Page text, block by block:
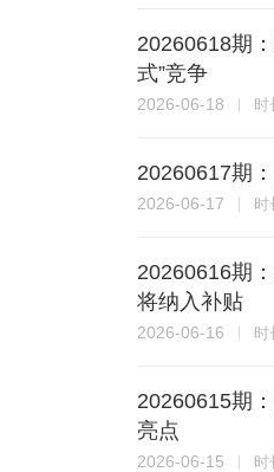
20260618期
式”竞争
2026-06-18 时
20260617期
2026-06-17 时
20260616期
将纳入补贴
2026-06-16 时
20260615期
亮点
2026-06-15 时